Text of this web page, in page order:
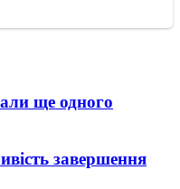
ще одного
завершення